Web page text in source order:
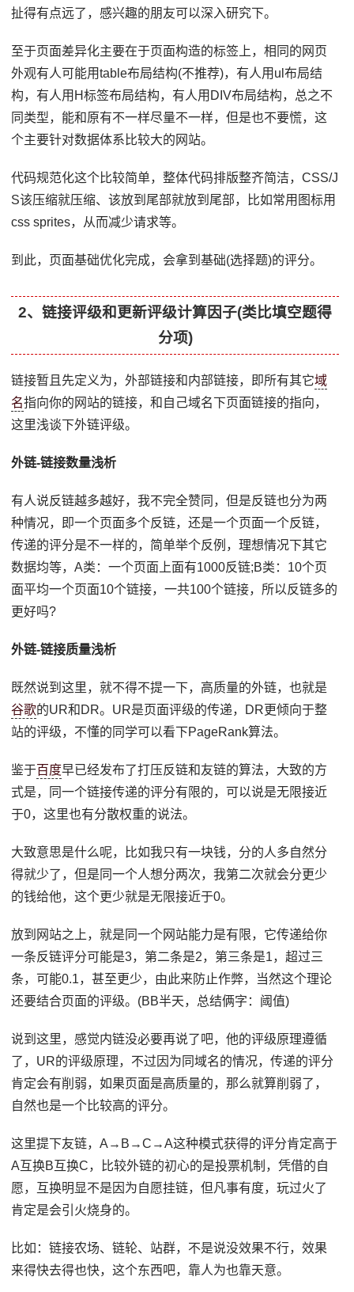
扯得有点远了，感兴趣的朋友可以深入研究下。
至于页面差异化主要在于页面构造的标签上，相同的网页
外观有人可能用table布局结构(不推荐)，有人用ul布局结
构，有人用H标签布局结构，有人用DIV布局结构，总之不
同类型，能和原有不一样尽量不一样，但是也不要慌，这
个主要针对数据体系比较大的网站。
代码规范化这个比较简单，整体代码排版整齐简洁，CSS/J
S该压缩就压缩、该放到尾部就放到尾部，比如常用图标用
css sprites，从而减少请求等。
到此，页面基础优化完成，会拿到基础(选择题)的评分。
2、链接评级和更新评级计算因子(类比填空题得
分项)
链接暂且先定义为，外部链接和内部链接，即所有其它域
名指向你的网站的链接，和自己域名下页面链接的指向，
这里浅谈下外链评级。
外链-链接数量浅析
有人说反链越多越好，我不完全赞同，但是反链也分为两
种情况，即一个页面多个反链，还是一个页面一个反链，
传递的评分是不一样的，简单举个反例，理想情况下其它
数据均等，A类：一个页面上面有1000反链;B类：10个页
面平均一个页面10个链接，一共100个链接，所以反链多的
更好吗?
外链-链接质量浅析
既然说到这里，就不得不提一下，高质量的外链，也就是
谷歌的UR和DR。UR是页面评级的传递，DR更倾向于整
站的评级，不懂的同学可以看下PageRank算法。
鉴于百度早已经发布了打压反链和友链的算法，大致的方
式是，同一个链接传递的评分有限的，可以说是无限接近
于0，这里也有分散权重的说法。
大致意思是什么呢，比如我只有一块钱，分的人多自然分
得就少了，但是同一个人想分两次，我第二次就会分更少
的钱给他，这个更少就是无限接近于0。
放到网站之上，就是同一个网站能力是有限，它传递给你
一条反链评分可能是3，第二条是2，第三条是1，超过三
条，可能0.1，甚至更少，由此来防止作弊，当然这个理论
还要结合页面的评级。(BB半天，总结俩字：阈值)
说到这里，感觉内链没必要再说了吧，他的评级原理遵循
了，UR的评级原理，不过因为同域名的情况，传递的评分
肯定会有削弱，如果页面是高质量的，那么就算削弱了，
自然也是一个比较高的评分。
这里提下友链，A→B→C→A这种模式获得的评分肯定高于
A互换B互换C，比较外链的初心的是投票机制，凭借的自
愿，互换明显不是因为自愿挂链，但凡事有度，玩过火了
肯定是会引火烧身的。
比如：链接农场、链轮、站群，不是说没效果不行，效果
来得快去得也快，这个东西吧，靠人为也靠天意。